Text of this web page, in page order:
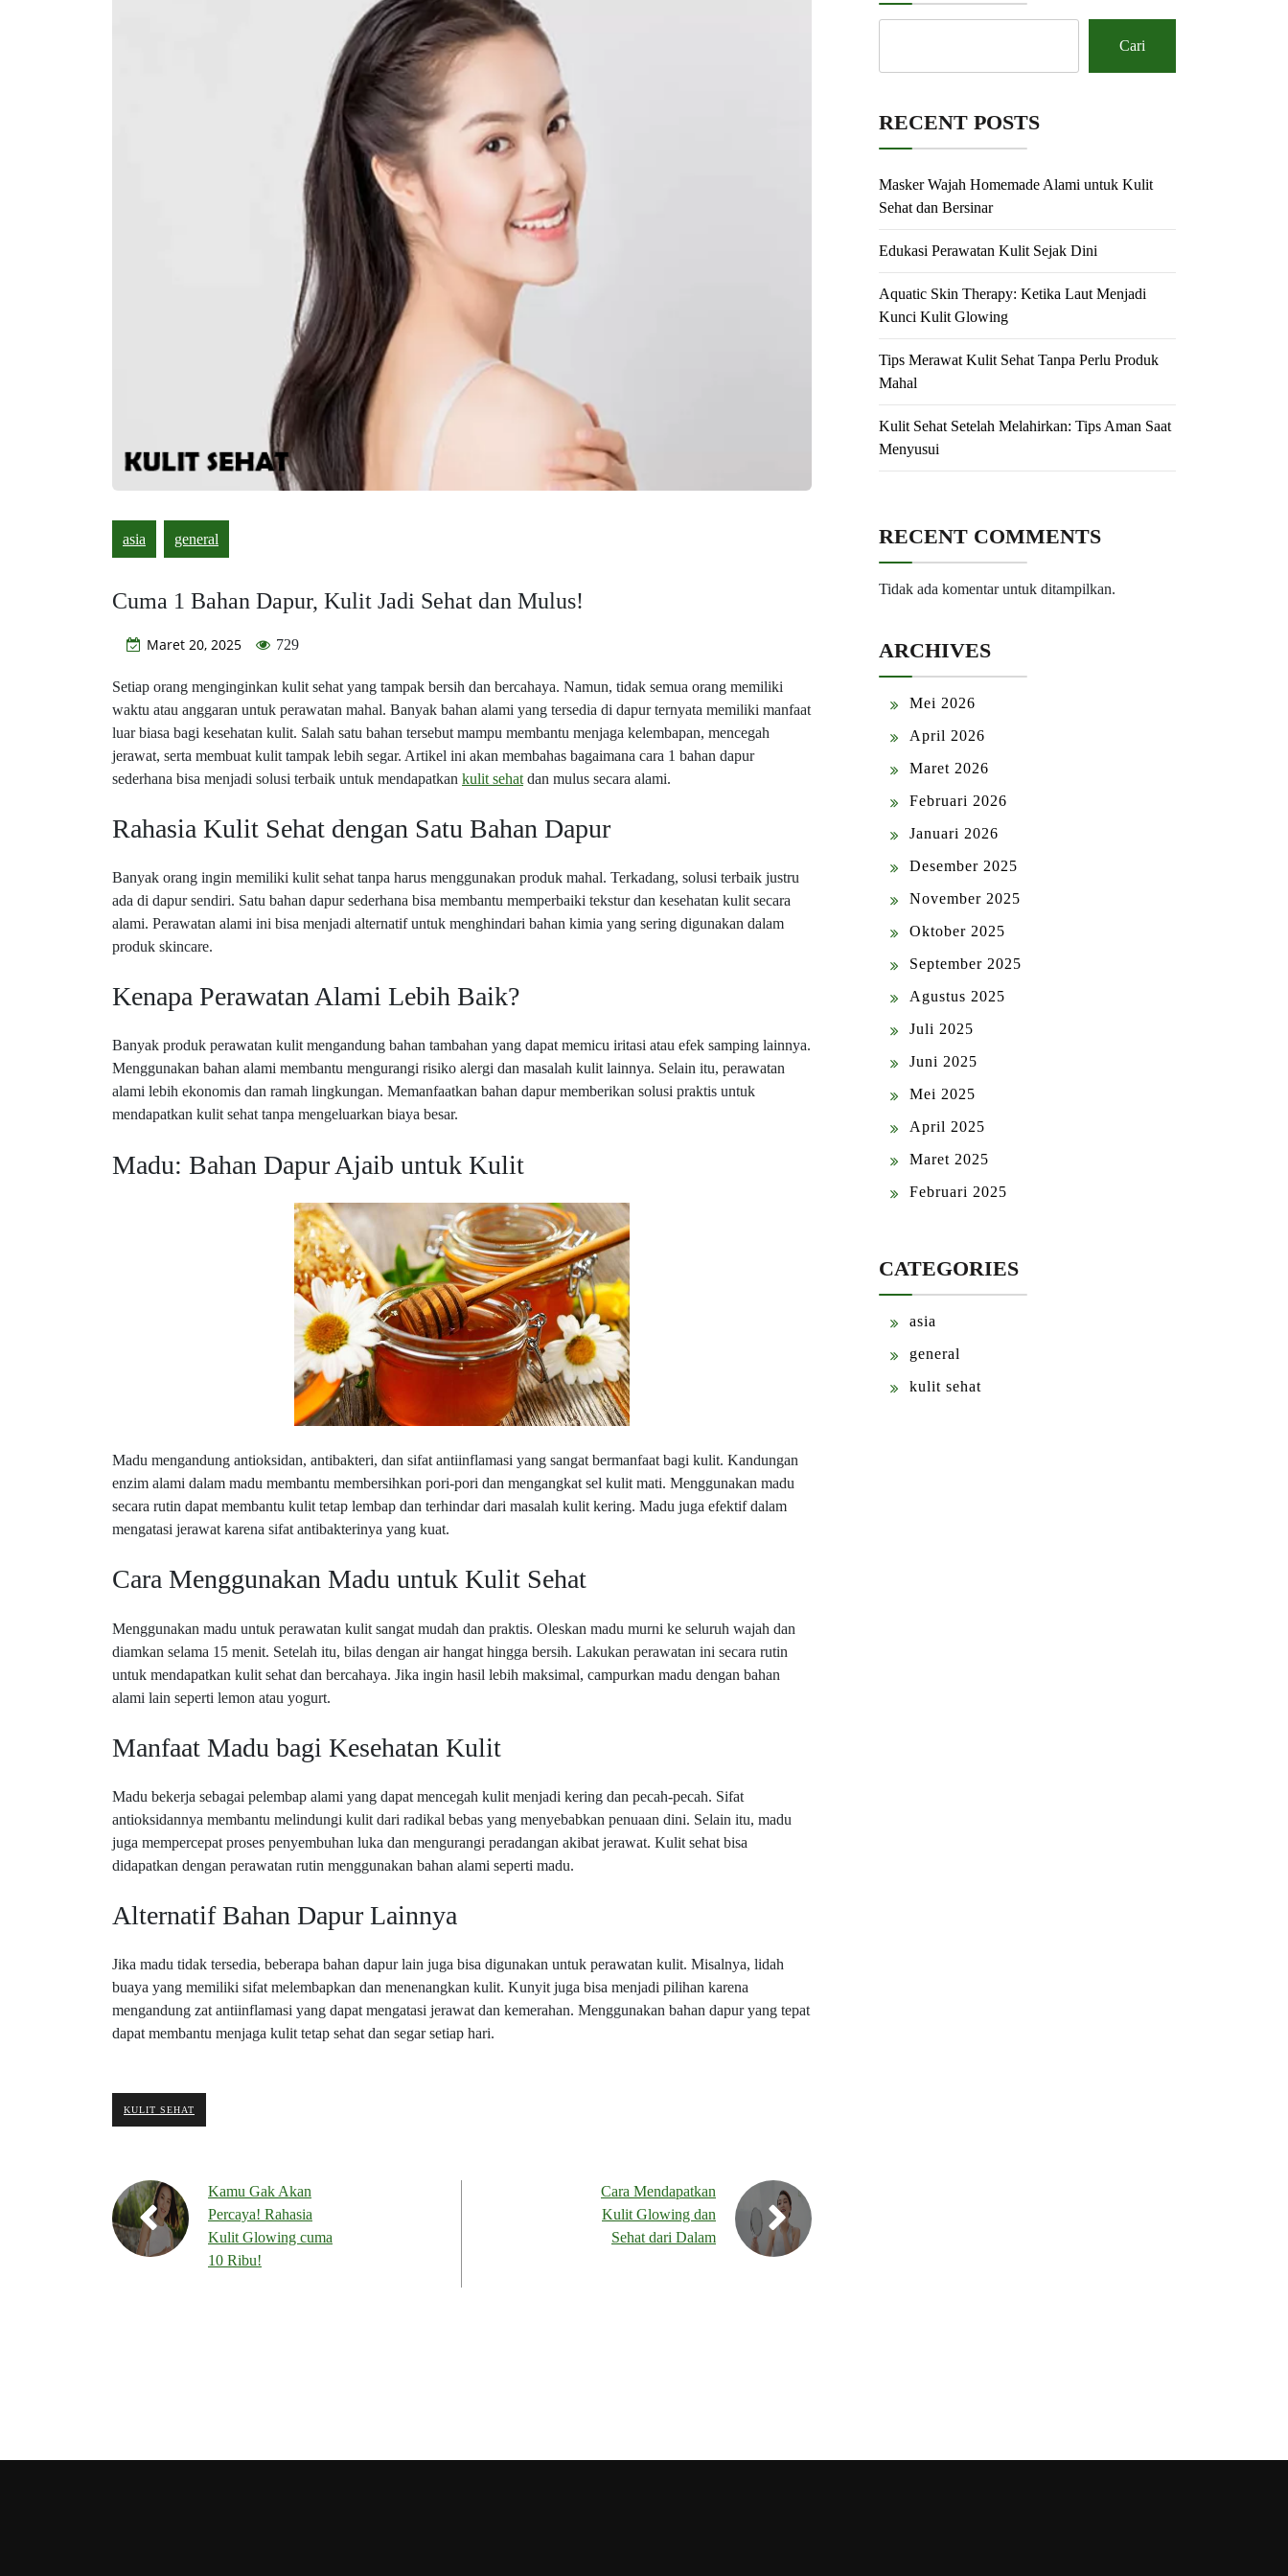
asia general
Cuma 1 Bahan Dapur, Kulit Jadi Sehat dan Mulus!
Maret 20, 2025 729
Setiap orang menginginkan kulit sehat yang tampak bersih dan bercahaya. Namun, tidak semua orang memiliki
waktu atau anggaran untuk perawatan mahal. Banyak bahan alami yang tersedia di dapur ternyata memiliki manfaat
luar biasa bagi kesehatan kulit. Salah satu bahan tersebut mampu membantu menjaga kelembapan, mencegah
jerawat, serta membuat kulit tampak lebih segar. Artikel ini akan membahas bagaimana cara 1 bahan dapur
sederhana bisa menjadi solusi terbaik untuk mendapatkan kulit sehat dan mulus secara alami.
Rahasia Kulit Sehat dengan Satu Bahan Dapur
Banyak orang ingin memiliki kulit sehat tanpa harus menggunakan produk mahal. Terkadang, solusi terbaik justru
ada di dapur sendiri. Satu bahan dapur sederhana bisa membantu memperbaiki tekstur dan kesehatan kulit secara
alami. Perawatan alami ini bisa menjadi alternatif untuk menghindari bahan kimia yang sering digunakan dalam
produk skincare.
Kenapa Perawatan Alami Lebih Baik?
Banyak produk perawatan kulit mengandung bahan tambahan yang dapat memicu iritasi atau efek samping lainnya.
Menggunakan bahan alami membantu mengurangi risiko alergi dan masalah kulit lainnya. Selain itu, perawatan
alami lebih ekonomis dan ramah lingkungan. Memanfaatkan bahan dapur memberikan solusi praktis untuk
mendapatkan kulit sehat tanpa mengeluarkan biaya besar.
Madu: Bahan Dapur Ajaib untuk Kulit
Madu mengandung antioksidan, antibakteri, dan sifat antiinflamasi yang sangat bermanfaat bagi kulit. Kandungan
enzim alami dalam madu membantu membersihkan pori-pori dan mengangkat sel kulit mati. Menggunakan madu
secara rutin dapat membantu kulit tetap lembap dan terhindar dari masalah kulit kering. Madu juga efektif dalam
mengatasi jerawat karena sifat antibakterinya yang kuat.
Cara Menggunakan Madu untuk Kulit Sehat
Menggunakan madu untuk perawatan kulit sangat mudah dan praktis. Oleskan madu murni ke seluruh wajah dan
diamkan selama 15 menit. Setelah itu, bilas dengan air hangat hingga bersih. Lakukan perawatan ini secara rutin
untuk mendapatkan kulit sehat dan bercahaya. Jika ingin hasil lebih maksimal, campurkan madu dengan bahan
alami lain seperti lemon atau yogurt.
Manfaat Madu bagi Kesehatan Kulit
Madu bekerja sebagai pelembap alami yang dapat mencegah kulit menjadi kering dan pecah-pecah. Sifat
antioksidannya membantu melindungi kulit dari radikal bebas yang menyebabkan penuaan dini. Selain itu, madu
juga mempercepat proses penyembuhan luka dan mengurangi peradangan akibat jerawat. Kulit sehat bisa
didapatkan dengan perawatan rutin menggunakan bahan alami seperti madu.
Alternatif Bahan Dapur Lainnya
Jika madu tidak tersedia, beberapa bahan dapur lain juga bisa digunakan untuk perawatan kulit. Misalnya, lidah
buaya yang memiliki sifat melembapkan dan menenangkan kulit. Kunyit juga bisa menjadi pilihan karena
mengandung zat antiinflamasi yang dapat mengatasi jerawat dan kemerahan. Menggunakan bahan dapur yang tepat
dapat membantu menjaga kulit tetap sehat dan segar setiap hari.
KULIT SEHAT
Kamu Gak Akan
Percaya! Rahasia
Kulit Glowing cuma
10 Ribu!
Cara Mendapatkan
Kulit Glowing dan
Sehat dari Dalam
Cari
RECENT POSTS
Masker Wajah Homemade Alami untuk Kulit
Sehat dan Bersinar
Edukasi Perawatan Kulit Sejak Dini
Aquatic Skin Therapy: Ketika Laut Menjadi
Kunci Kulit Glowing
Tips Merawat Kulit Sehat Tanpa Perlu Produk
Mahal
Kulit Sehat Setelah Melahirkan: Tips Aman Saat
Menyusui
RECENT COMMENTS
Tidak ada komentar untuk ditampilkan.
ARCHIVES
Mei 2026
April 2026
Maret 2026
Februari 2026
Januari 2026
Desember 2025
November 2025
Oktober 2025
September 2025
Agustus 2025
Juli 2025
Juni 2025
Mei 2025
April 2025
Maret 2025
Februari 2025
CATEGORIES
asia
general
kulit sehat